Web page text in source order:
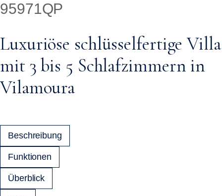
95971QP
Luxuriöse schlüsselfertige Villa
mit 3 bis 5 Schlafzimmern in
Vilamoura
Beschreibung
Funktionen
Überblick